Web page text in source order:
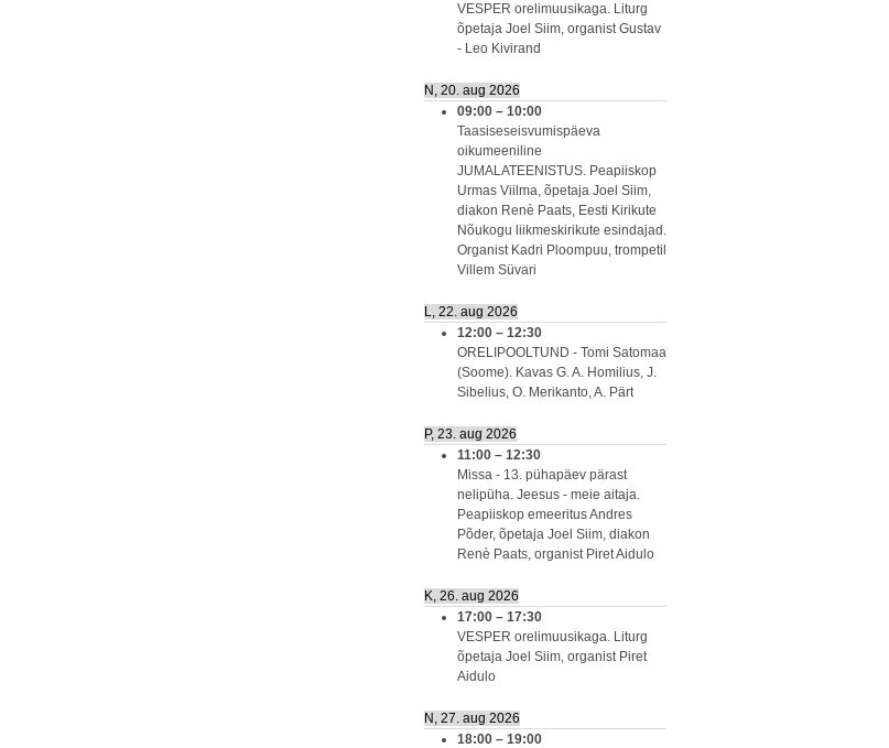
VESPER orelimuusikaga. Liturg
õpetaja Joel Siim, organist Gustav
- Leo Kivirand
N, 20. aug 2026
09:00 – 10:00
Taasiseseisvumispäeva
oikumeeniline
JUMALATEENISTUS. Peapiiskop
Urmas Viilma, õpetaja Joel Siim,
diakon Renè Paats, Eesti Kirikute
Nõukogu liikmeskirikute esindajad.
Organist Kadri Ploompuu, trompetil
Villem Süvari
L, 22. aug 2026
12:00 – 12:30
ORELIPOOLTUND - Tomi Satomaa
(Soome). Kavas G. A. Homilius, J.
Sibelius, O. Merikanto, A. Pärt
P, 23. aug 2026
11:00 – 12:30
Missa - 13. pühapäev pärast
nelipüha. Jeesus - meie aitaja.
Peapiiskop emeeritus Andres
Põder, õpetaja Joel Siim, diakon
Renè Paats, organist Piret Aidulo
K, 26. aug 2026
17:00 – 17:30
VESPER orelimuusikaga. Liturg
õpetaja Joel Siim, organist Piret
Aidulo
N, 27. aug 2026
18:00 – 19:00